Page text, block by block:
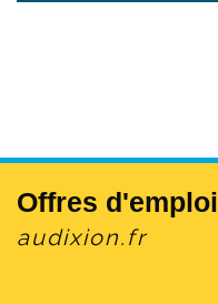
Offres d'emploi
audixion.fr